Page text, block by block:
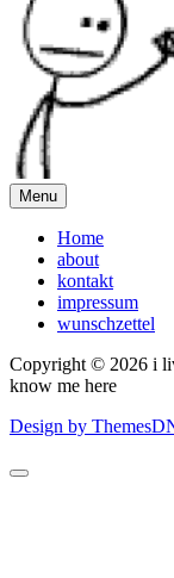
Menu
Home
about
kontakt
impressum
wunschzettel
Copyright © 2026 i
know me here
Design by
Scroll